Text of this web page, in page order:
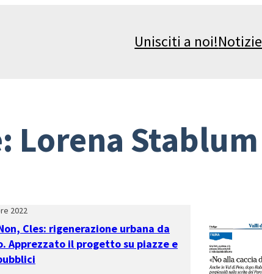
Unisciti a noi!Notizie
Lorena Stablum
2022
Cles: rigenerazione urbana da
Apprezzato il progetto su piazze e